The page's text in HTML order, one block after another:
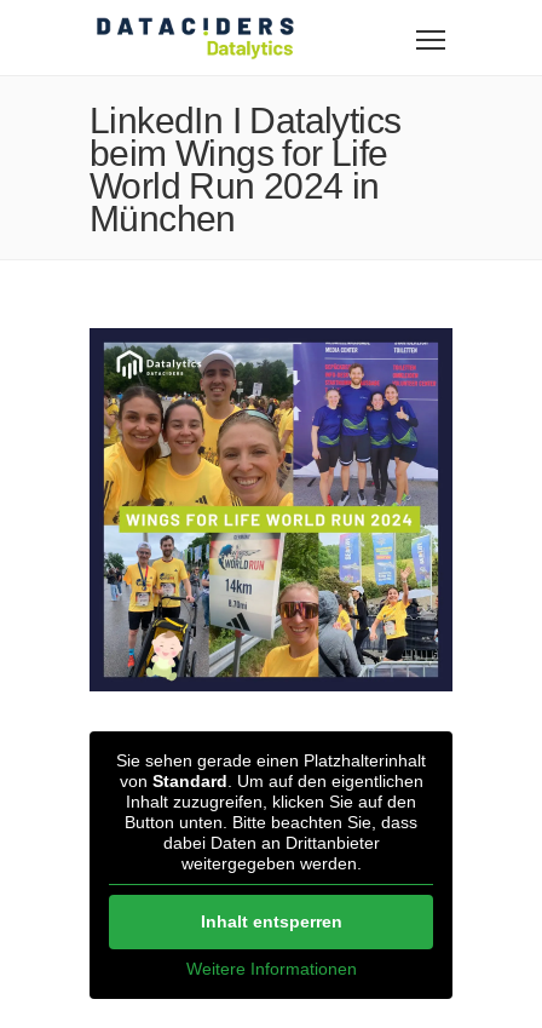
LinkedIn I Datalytics
beim Wings for Life
World Run 2024 in
München
Sie sehen gerade einen Platzhalterinhalt
von Standard . Um auf den eigentlichen
Inhalt zuzugreifen, klicken Sie auf den
Button unten. Bitte beachten Sie, dass
dabei Daten an Drittanbieter
weitergegeben werden.
Inhalt entsperren
Weitere Informationen